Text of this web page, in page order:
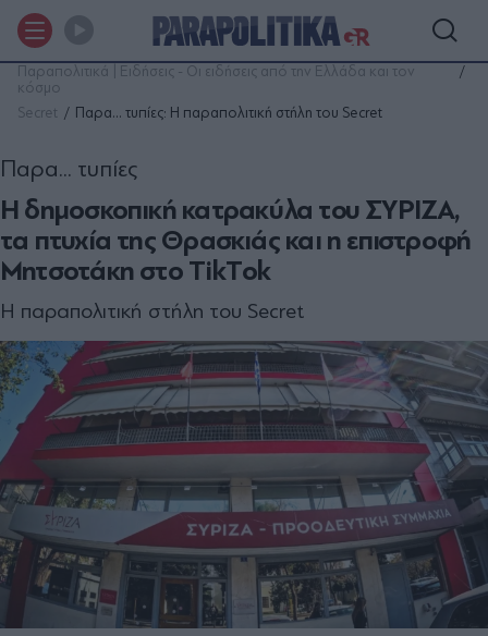
Παραπολιτικά | Ειδήσεις - Οι ειδήσεις από την Ελλάδα και τον
κόσμο
Secret
Παρα... τυπίες: Η παραπολιτική στήλη του Secret
Η δημοσκοπική κατρακύλα του ΣΥΡΙΖΑ,
τα πτυχία της Θρασκιάς και η επιστροφή
Μητσοτάκη στο ΤikΤok
Παρα... τυπίες
Η παραπολιτική στήλη του Secret